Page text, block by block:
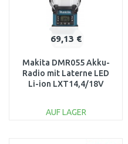
69,13 €
Makita DMR055 Akku-
Radio mit Laterne LED
Li-ion LXT14,4/18V
AUF LAGER